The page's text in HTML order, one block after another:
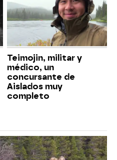
Teimojin, militar y
médico, un
concursante de
Aislados muy
completo